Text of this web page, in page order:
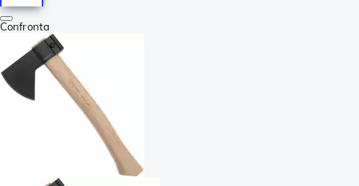
Confronta